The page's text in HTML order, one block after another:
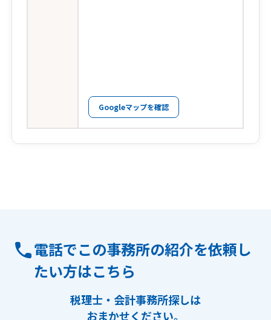
Googleマップを確認
電話でこの事務所の紹介を依頼し
たい方はこちら
税理士・会計事務所探しは
おまかせください。